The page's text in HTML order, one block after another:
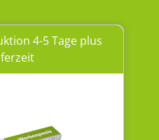
4-5 Tage plus